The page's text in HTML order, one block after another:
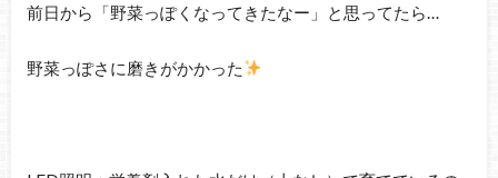
前日から「野菜っぽくなってきたなー」と思ってたら…
野菜っぽさに磨きがかかった